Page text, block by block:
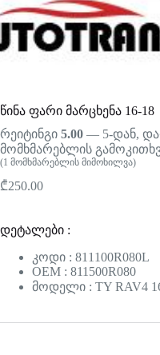
წინა ფარი მარცხენა 16-18
რეიტინგი 5.00 — 5-დან,
მომხმარებლის
(1 მომხმარებლის მიმოხილვა)
₾250.00
დეტალები :
კოდი : 811100R080L
OEM : 811500R080
მოდელი : TY RAV4